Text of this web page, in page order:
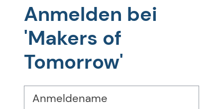
Anmelden bei
'Makers of
Tomorrow'
Anmeldename